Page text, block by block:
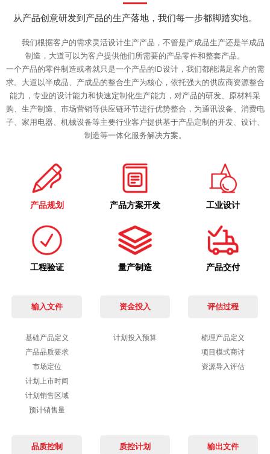
从产品创意研发到产品的生产落地，我们每一步都脚踏实地。
我们根据客户的需求灵活设计生产产品，不管是产成品生产还是半成品
制造，大道可以为客户提供他们所需要的产品零件和整套产品。
一个产品的零件制造或者就只是一个产品的ID设计，我们都能满足客户的需
求。大道以半成品、产成品的整合生产为核心，依托强大的供应商资源整合
能力，专业的设计能力和快速定制化生产能力，对产品的研发、原材料采
购、生产制造、市场营销等供应链环节进行优势整合，为通讯设备、消费电
子、家用电器、机械设备等主要行业客户提供基于产品定制的开发、设计、
制造等一体化服务解决方案。
产品规划 产品方案开发 工业设计
工程验证 量产制造 产品交付
输入文件
基础产品定义
产品品质要求
市场定位
计划上市时间
计划销售区域
预计销售量
资金投入
计划投入预算
评估过程
梳理产品定义
项目模式商讨
资源导入评估
品质控制 质控计划 输出文件